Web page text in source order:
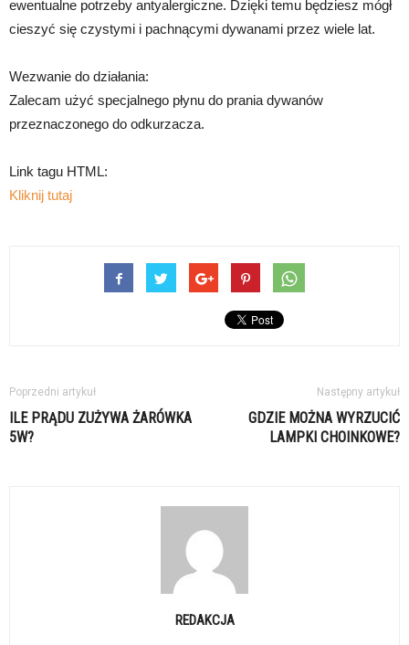
ewentualne potrzeby antyalergiczne. Dzięki temu będziesz mógł
cieszyć się czystymi i pachnącymi dywanami przez wiele lat.
Wezwanie do działania:
Zalecam użyć specjalnego płynu do prania dywanów
przeznaczonego do odkurzacza.
Link tagu HTML:
Kliknij tutaj
Poprzedni artykuł
ILE PRĄDU ZUŻYWA ŻARÓWKA
5W?
Następny artykuł
GDZIE MOŻNA WYRZUCIĆ
LAMPKI CHOINKOWE?
REDAKCJA